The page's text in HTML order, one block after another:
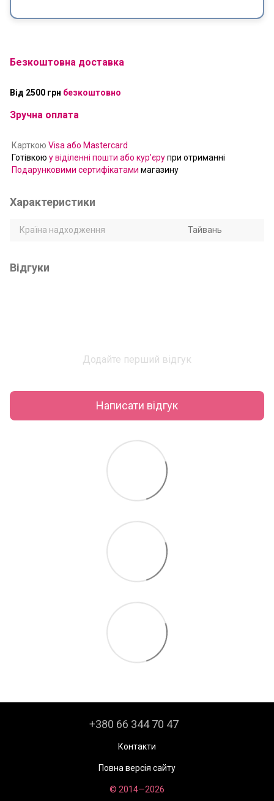
Безкоштовна доставка
Від 2500 грн безкоштовно
Зручна оплата
Карткою Visa або Mastercard
Готівкою у віділенні пошти або кур'єрупри отриманні
Подарунковими сертифікатами магазину
Характеристики
Країна надходження Тайвань
Відгуки
Додайте перший відгук
Написати відгук
+380 66 344 70 47
Контакти
Повна версія сайту
© 2014—2026